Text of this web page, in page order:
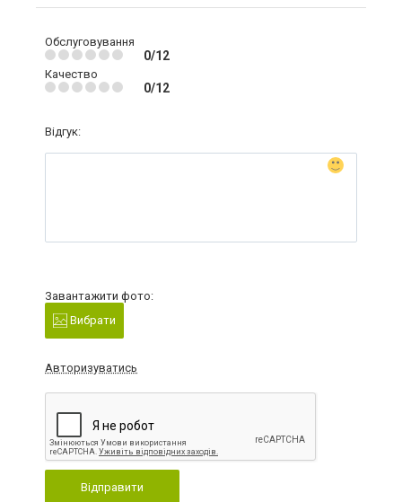
Обслуговування
0/12
Качество
0/12
Відгук:
Завантажити фото:
Вибрати
Авторизуватись
Відправити